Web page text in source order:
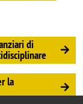
di
la